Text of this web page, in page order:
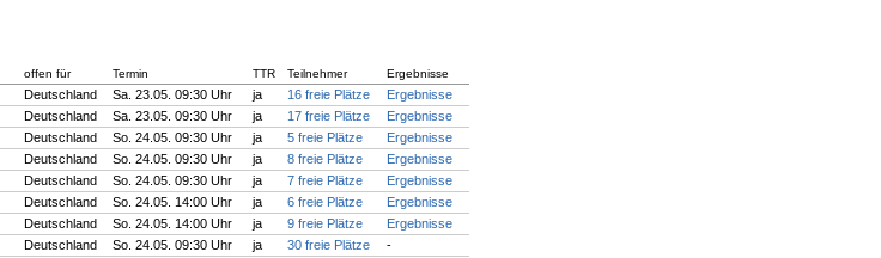
offen für Termin TTR Teilnehmer Ergebnisse
Deutschland Sa. 23.05. 09:30 Uhr ja 16 freie Plätze
Ergebnisse
Deutschland Sa. 23.05. 09:30 Uhr ja 17 freie Plätze
Ergebnisse
Deutschland So. 24.05. 09:30 Uhr ja 5 freie Plätze
Ergebnisse
Deutschland So. 24.05. 09:30 Uhr ja 8 freie Plätze
Ergebnisse
Deutschland So. 24.05. 09:30 Uhr ja 7 freie Plätze
Ergebnisse
Deutschland So. 24.05. 14:00 Uhr ja 6 freie Plätze
Ergebnisse
Deutschland So. 24.05. 14:00 Uhr ja 9 freie Plätze
Ergebnisse
Deutschland So. 24.05. 09:30 Uhr ja 30 freie Plätze
-